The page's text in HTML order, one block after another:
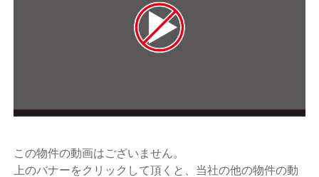
この物件の動画はございません。
上のバナーをクリックして頂くと、当社の他の物件の動